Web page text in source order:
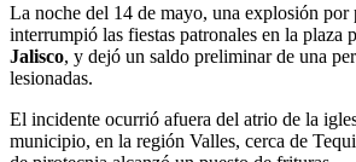
La noche del 14 de mayo, una explosión por
interrumpió las fiestas patronales en la plaza
Jalisco, y dejó un saldo preliminar de una
lesionadas.
El incidente ocurrió afuera del atrio de la
municipio, en la región Valles, cerca de